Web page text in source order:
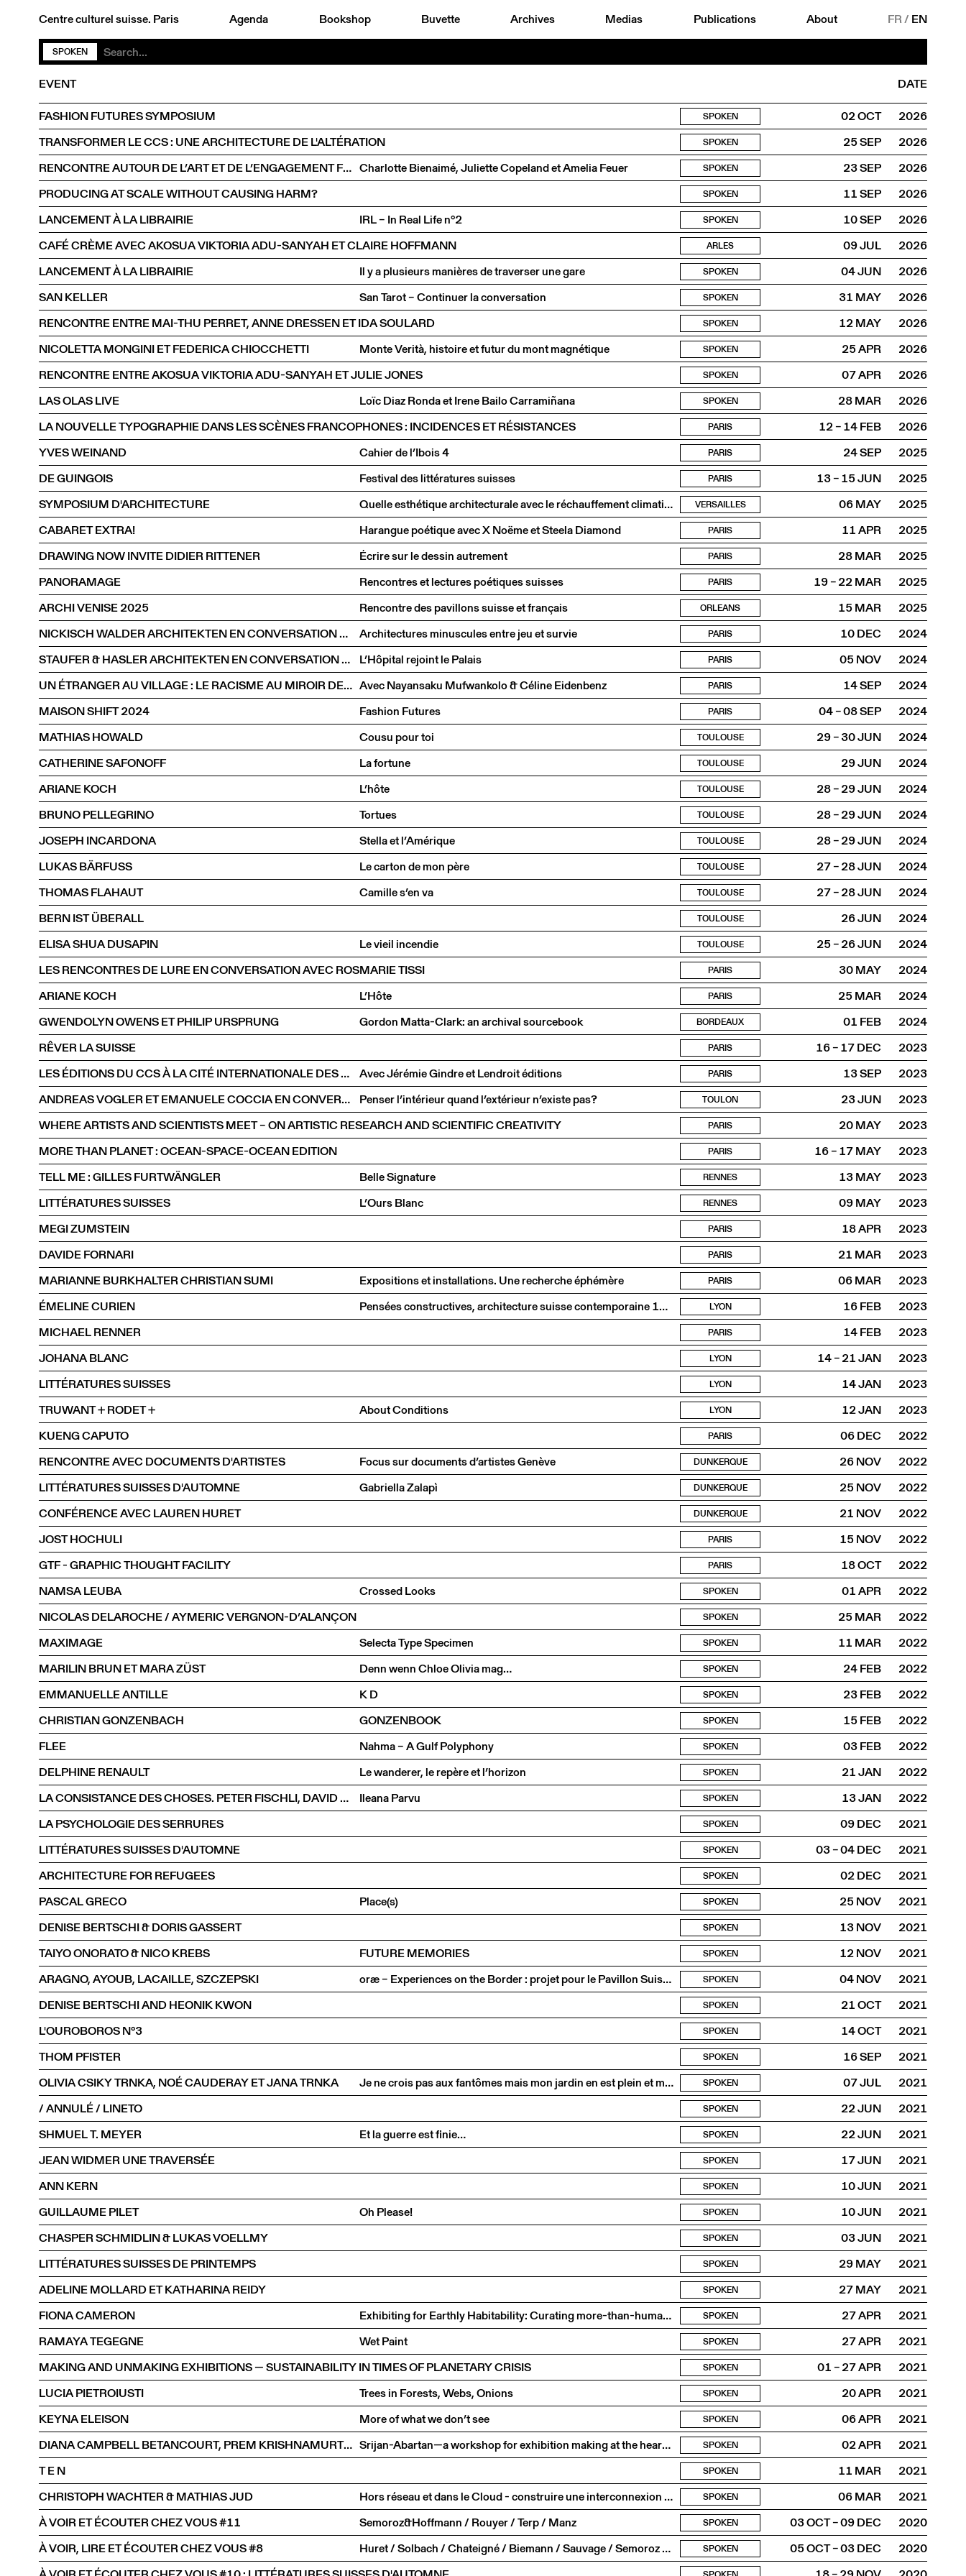
Centre culturel suisse. Paris Agenda Bookshop Buvette Archives Medias Publications About FR/ EN
SPOKEN
EVENT
DATE
FASHION FUTURES SYMPOSIUM
SPOKEN 02 OCT
2026
TRANSFORMER LE CCS : UNE ARCHITECTURE DE L'ALTÉRATION
SPOKEN 25 SEP
2026
RENCONTRE AUTOUR DE L’ART ET DE L’ENGAGEMENT FÉMINISTE Charlotte Bienaimé, Juliette Copeland et Amelia Feuer SPOKEN 23 SEP
2026
PRODUCING AT SCALE WITHOUT CAUSING HARM?
SPOKEN 11 SEP
2026
LANCEMENT À LA LIBRAIRIE
IRL – In Real Life n°2 SPOKEN 10 SEP
2026
CAFÉ CRÈME AVEC AKOSUA VIKTORIA ADU-SANYAH ET CLAIRE HOFFMANN
ARLES 09 JUL
2026
LANCEMENT À LA LIBRAIRIE
Il y a plusieurs manières de traverser une gare SPOKEN 04 JUN
2026
SAN KELLER
San Tarot – Continuer la conversation SPOKEN 31 MAY
2026
RENCONTRE ENTRE MAI-THU PERRET, ANNE DRESSEN ET IDA SOULARD
SPOKEN 12 MAY
2026
NICOLETTA MONGINI ET FEDERICA CHIOCCHETTI
Monte Verità, histoire et futur du mont magnétique SPOKEN 25 APR
2026
RENCONTRE ENTRE AKOSUA VIKTORIA ADU-SANYAH ET JULIE JONES
SPOKEN 07 APR
2026
LAS OLAS LIVE
Loïc Diaz Ronda et Irene Bailo Carramiñana SPOKEN 28 MAR
2026
LA NOUVELLE TYPOGRAPHIE DANS LES SCÈNES FRANCOPHONES : INCIDENCES ET RÉSISTANCES
PARIS 12 – 14 FEB
2026
YVES WEINAND
Cahier de l’Ibois 4 PARIS 24 SEP
2025
DE GUINGOIS
Festival des littératures suisses PARIS 13 – 15 JUN
2025
SYMPOSIUM D'ARCHITECTURE
Quelle esthétique architecturale avec le réchauffement climatique ? VERSAILLES 06 MAY
2025
CABARET EXTRA!
Harangue poétique avec X Noëme et Steela Diamond PARIS 11 APR
2025
DRAWING NOW INVITE DIDIER RITTENER
Écrire sur le dessin autrement PARIS 28 MAR
2025
PANORAMAGE
Rencontres et lectures poétiques suisses PARIS 19 – 22 MAR
2025
ARCHI VENISE 2025
Rencontre des pavillons suisse et français ORLEANS 15 MAR
2025
NICKISCH WALDER ARCHITEKTEN EN CONVERSATION AVEC OLIVIA FUNES LASTRA
Architectures minuscules entre jeu et survie PARIS 10 DEC
2024
STAUFER & HASLER ARCHITEKTEN EN CONVERSATION AVEC BENOÎT PIÉRON
L’Hôpital rejoint le Palais PARIS 05 NOV
2024
UN ÉTRANGER AU VILLAGE : LE RACISME AU MIROIR DE JAMES BALDWIN Avec Nayansaku Mufwankolo & Céline Eidenbenz PARIS 14 SEP
2024
MAISON SHIFT 2024
Fashion Futures PARIS 04 – 08 SEP
2024
MATHIAS HOWALD
Cousu pour toi TOULOUSE 29 – 30 JUN
2024
CATHERINE SAFONOFF
La fortune TOULOUSE 29 JUN
2024
ARIANE KOCH
L’hôte TOULOUSE 28 – 29 JUN
2024
BRUNO PELLEGRINO
Tortues TOULOUSE 28 – 29 JUN
2024
JOSEPH INCARDONA
Stella et l’Amérique TOULOUSE 28 – 29 JUN
2024
LUKAS BÄRFUSS
Le carton de mon père TOULOUSE 27 – 28 JUN
2024
THOMAS FLAHAUT
Camille s’en va TOULOUSE 27 – 28 JUN
2024
BERN IST ÜBERALL
TOULOUSE 26 JUN
2024
ELISA SHUA DUSAPIN
Le vieil incendie TOULOUSE 25 – 26 JUN
2024
LES RENCONTRES DE LURE EN CONVERSATION AVEC ROSMARIE TISSI
PARIS 30 MAY
2024
ARIANE KOCH
L’Hôte PARIS 25 MAR
2024
GWENDOLYN OWENS ET PHILIP URSPRUNG
Gordon Matta-Clark: an archival sourcebook BORDEAUX 01 FEB
2024
RÊVER LA SUISSE
PARIS 16 – 17 DEC
2023
LES ÉDITIONS DU CCS À LA CITÉ INTERNATIONALE DES ARTS
Avec Jérémie Gindre et Lendroit éditions PARIS 13 SEP
2023
ANDREAS VOGLER ET EMANUELE COCCIA EN CONVERSATION AVEC CHARLOTTE POUPON
Penser l’intérieur quand l’extérieur n’existe pas? TOULON 23 JUN
2023
WHERE ARTISTS AND SCIENTISTS MEET – ON ARTISTIC RESEARCH AND SCIENTIFIC CREATIVITY
PARIS 20 MAY
2023
MORE THAN PLANET : OCEAN-SPACE-OCEAN EDITION
PARIS 16 – 17 MAY
2023
TELL ME : GILLES FURTWÄNGLER
Belle Signature RENNES 13 MAY
2023
LITTÉRATURES SUISSES
L’Ours Blanc RENNES 09 MAY
2023
MEGI ZUMSTEIN
PARIS 18 APR
2023
DAVIDE FORNARI
PARIS 21 MAR
2023
MARIANNE BURKHALTER CHRISTIAN SUMI
Expositions et installations. Une recherche éphémère PARIS 06 MAR
2023
ÉMELINE CURIEN
Pensées constructives, architecture suisse contemporaine 1980-2000 LYON 16 FEB
2023
MICHAEL RENNER
PARIS 14 FEB
2023
JOHANA BLANC
LYON 14 – 21 JAN
2023
LITTÉRATURES SUISSES
LYON 14 JAN
2023
TRUWANT + RODET +
About Conditions LYON 12 JAN
2023
KUENG CAPUTO
PARIS 06 DEC
2022
RENCONTRE AVEC DOCUMENTS D'ARTISTES
Focus sur documents d’artistes Genève DUNKERQUE 26 NOV
2022
LITTÉRATURES SUISSES D'AUTOMNE
Gabriella Zalapì DUNKERQUE 25 NOV
2022
CONFÉRENCE AVEC LAUREN HURET
DUNKERQUE 21 NOV
2022
JOST HOCHULI
PARIS 15 NOV
2022
GTF - GRAPHIC THOUGHT FACILITY
PARIS 18 OCT
2022
NAMSA LEUBA
Crossed Looks SPOKEN 01 APR
2022
NICOLAS DELAROCHE / AYMERIC VERGNON-D’ALANÇON
SPOKEN 25 MAR
2022
MAXIMAGE
Selecta Type Specimen SPOKEN 11 MAR
2022
MARILIN BRUN ET MARA ZÜST
Denn wenn Chloe Olivia mag… SPOKEN 24 FEB
2022
EMMANUELLE ANTILLE
K D SPOKEN 23 FEB
2022
CHRISTIAN GONZENBACH
GONZENBOOK SPOKEN 15 FEB
2022
FLEE
Nahma – A Gulf Polyphony SPOKEN 03 FEB
2022
DELPHINE RENAULT
Le wanderer, le repère et l’horizon SPOKEN 21 JAN
2022
LA CONSISTANCE DES CHOSES. PETER FISCHLI, DAVID WEISS ET LE TEMPS RETOURNÉ
Ileana Parvu SPOKEN 13 JAN
2022
LA PSYCHOLOGIE DES SERRURES
SPOKEN 09 DEC
2021
LITTÉRATURES SUISSES D'AUTOMNE
SPOKEN 03 – 04 DEC
2021
ARCHITECTURE FOR REFUGEES
SPOKEN 02 DEC
2021
PASCAL GRECO
Place(s) SPOKEN 25 NOV
2021
DENISE BERTSCHI & DORIS GASSERT
SPOKEN 13 NOV
2021
TAIYO ONORATO & NICO KREBS
FUTURE MEMORIES SPOKEN 12 NOV
2021
ARAGNO, AYOUB, LACAILLE, SZCZEPSKI
oræ – Experiences on the Border : projet pour le Pavillon Suisse 2021 SPOKEN 04 NOV
2021
DENISE BERTSCHI AND HEONIK KWON
SPOKEN 21 OCT
2021
L'OUROBOROS N°3
SPOKEN 14 OCT
2021
THOM PFISTER
SPOKEN 16 SEP
2021
OLIVIA CSIKY TRNKA, NOÉ CAUDERAY ET JANA TRNKA
Je ne crois pas aux fantômes mais mon jardin en est plein et ma mémoire SPOKEN 07 JUL
2021
/ ANNULÉ / LINETO
SPOKEN 22 JUN
2021
SHMUEL T. MEYER
Et la guerre est finie… SPOKEN 22 JUN
2021
JEAN WIDMER UNE TRAVERSÉE
SPOKEN 17 JUN
2021
ANN KERN
SPOKEN 10 JUN
2021
GUILLAUME PILET
Oh Please! SPOKEN 10 JUN
2021
CHASPER SCHMIDLIN & LUKAS VOELLMY
SPOKEN 03 JUN
2021
LITTÉRATURES SUISSES DE PRINTEMPS
SPOKEN 29 MAY
2021
ADELINE MOLLARD ET KATHARINA REIDY
SPOKEN 27 MAY
2021
FIONA CAMERON
Exhibiting for Earthly Habitability: Curating more-than-human and other-human climate ecologies SPOKEN 27 APR
2021
RAMAYA TEGEGNE
Wet Paint SPOKEN 27 APR
2021
MAKING AND UNMAKING EXHIBITIONS — SUSTAINABILITY IN TIMES OF PLANETARY CRISIS
SPOKEN 01 – 27 APR
2021
LUCIA PIETROIUSTI
Trees in Forests, Webs, Onions SPOKEN 20 APR
2021
KEYNA ELEISON
More of what we don’t see SPOKEN 06 APR
2021
DIANA CAMPBELL BETANCOURT, PREM KRISHNAMURTHY, DRIES RODET, INTEZA SHARIAR & NINA PAIM
Srijan-Abartan—a workshop for exhibition making at the heart of the Dhaka Art Summit 2020 SPOKEN 02 APR
2021
T E N
SPOKEN 11 MAR
2021
CHRISTOPH WACHTER & MATHIAS JUD
Hors réseau et dans le Cloud - construire une interconnexion wifi indépendante SPOKEN 06 MAR
2021
À VOIR ET ÉCOUTER CHEZ VOUS #11
Semoroz&Hoffmann / Rouyer / Terp / Manz SPOKEN 03 OCT – 09 DEC
2020
À VOIR, LIRE ET ÉCOUTER CHEZ VOUS #8
Huret / Solbach / Chateigné / Biemann / Sauvage / Semoroz / Thüring / von Zinnenburg Carroll / Lappert SPOKEN 05 OCT – 03 DEC
2020